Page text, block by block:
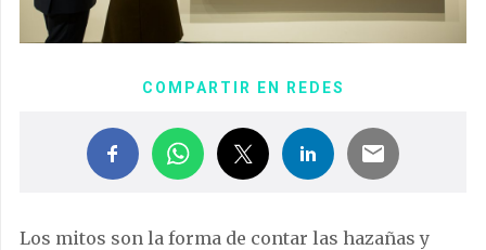
COMPARTIR EN REDES
Los mitos son la forma de contar las hazañas y